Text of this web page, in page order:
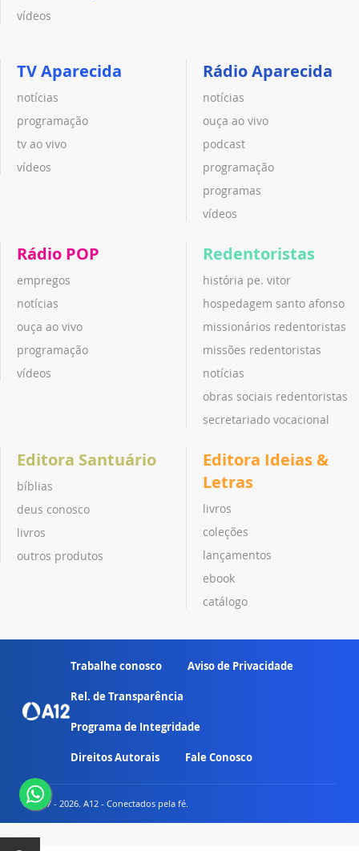
vídeos
TV Aparecida
notícias
programação
tv ao vivo
vídeos
Rádio Aparecida
notícias
ouça ao vivo
podcast
programação
programas
vídeos
Rádio POP
empregos
notícias
ouça ao vivo
programação
vídeos
Redentoristas
história pe. vitor
hospedagem santo afonso
missionários redentoristas
missões redentoristas
notícias
obras sociais redentoristas
secretariado vocacional
Editora Santuário
bíblias
deus conosco
livros
outros produtos
Editora Ideias &
Letras
livros
coleções
lançamentos
ebook
catálogo
Trabalhe conosco Aviso de Privacidade
Rel. de Transparência
Programa de Integridade
Direitos Autorais Fale Conosco
© 2007 - 2026. A12 - Conectados pela fé.